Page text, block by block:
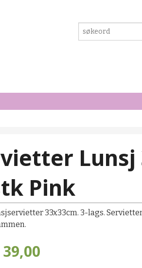
Lunsj
Pink
33x33cm. 3-lags.
39,00